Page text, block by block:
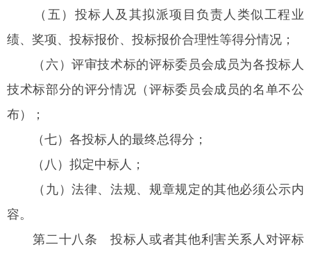
（五）投标人及其拟派项目负责人类似工程业
绩、奖项、投标报价、投标报价合理性等得分情况；
（六）评审技术标的评标委员会成员为各投标人
技术标部分的评分情况（评标委员会成员的名单不公
布）；
（七）各投标人的最终总得分；
（八）拟定中标人；
（九）法律、法规、规章规定的其他必须公示内
容。
第二十八条 投标人或者其他利害关系人对评标